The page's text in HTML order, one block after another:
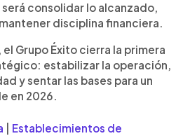
consolidar lo alcanzado,
disciplina financiera.
Grupo Éxito cierra la primera
estabilizar la operación,
y sentar las bases para un
en 2026.
Establecimientos de